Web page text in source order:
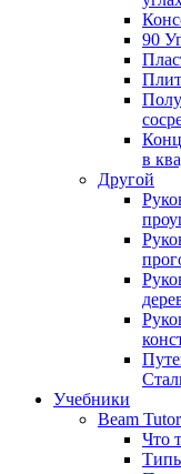
90
в
Другой
Учебники
Beam
Что